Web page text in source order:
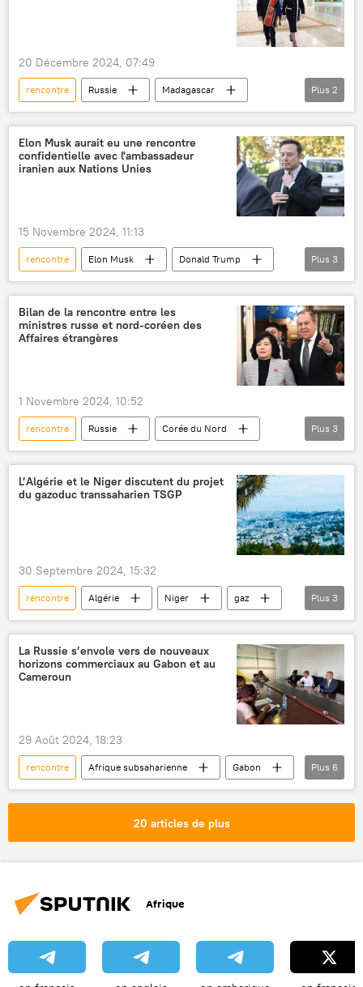
20 Décembre 2024, 07:49
rencontre Russie
Madagascar
Valentina Matvienko
Afrique
Plus 2
Elon Musk aurait eu une rencontre
confidentielle avec l'ambassadeur
iranien aux Nations Unies
15 Novembre 2024, 11:13
rencontre Elon Musk
Donald Trump
États-Unis
Iran ambassadeur
Plus 3
Bilan de la rencontre entre les
ministres russe et nord-coréen des
Affaires étrangères
1 Novembre 2024, 10:52
rencontre Russie
Corée du Nord
Sergueï Lavrov
pourparlers
diplomatie
Plus 3
L’Algérie et le Niger discutent du projet
du gazoduc transsaharien TSGP
30 Septembre 2024, 15:32
rencontre Algérie Niger
gaz
gazoduc
Nigeria ministre
Plus 3
La Russie s’envole vers de nouveaux
horizons commerciaux au Gabon et au
Cameroun
29 Août 2024, 18:23
rencontre Afrique subsaharienne
Gabon
Cameroun
agriculture
exportations
Plus 6
20 articles de plus
Afrique